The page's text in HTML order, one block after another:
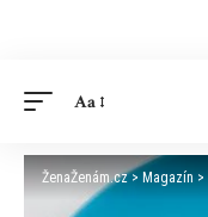
Aa
ŽenaŽenám.cz> Magazín>